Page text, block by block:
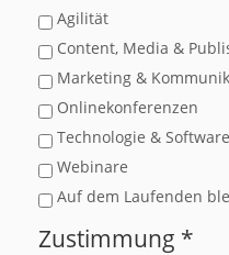
Agilität
Content, Media &
Marketing &
Onlinekonferenzen
Technologie & Software
Webinare
Auf dem Laufenden
Zustimmung *